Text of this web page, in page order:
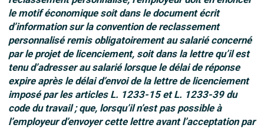
le motif économique soit dans le document écrit
d’information sur la convention de reclassement
personnalisé remis obligatoirement au salarié concerné
par le projet de licenciement, soit dans la lettre qu’il est
tenu d’adresser au salarié lorsque le délai de réponse
expire après le délai d’envoi de la lettre de licenciement
imposé par les articles L. 1233-15 et L. 1233-39 du
code du travail ; que, lorsqu’il n’est pas possible à
l’employeur d’envoyer cette lettre avant l’acceptation par